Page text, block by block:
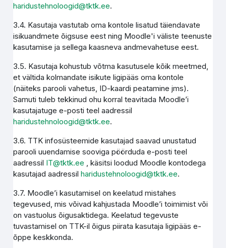
haridustehnoloogid@tktk.ee.
3.4. Kasutaja vastutab oma kontole lisatud täiendavate
isikuandmete õigsuse eest ning Moodle'i väliste teenuste
kasutamise ja sellega kaasneva andmevahetuse eest.
3.5. Kasutaja kohustub võtma kasutusele kõik meetmed,
et vältida kolmandate isikute ligipääs oma kontole
(näiteks parooli vahetus, ID-kaardi peatamine jms).
Samuti tuleb tekkinud ohu korral teavitada Moodle’i
kasutajatuge e-posti teel aadressil
haridustehnoloogid@tktk.ee.
3.6. TTK infosüsteemide kasutajad saavad unustatud
parooli uuendamise sooviga pöörduda e-posti teel
aadressil IT@tktk.ee , käsitsi loodud Moodle kontodega
kasutajad aadressilharidustehnoloogid@tktk.ee.
3.7. Moodle’i kasutamisel on keelatud mistahes
tegevused, mis võivad kahjustada Moodle’i toimimist või
on vastuolus õigusaktidega. Keelatud tegevuste
tuvastamisel on TTK-il õigus piirata kasutaja ligipääs e-
õppe keskkonda.